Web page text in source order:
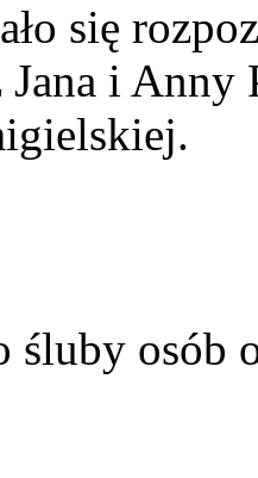
się
i Anny
śluby osób